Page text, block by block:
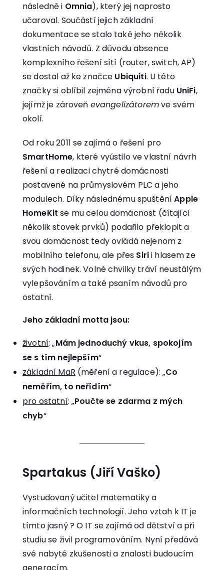
následně i Omnia), který jej naprosto
učaroval. Součástí jejich základní
dokumentace se stalo také jeho několik
vlastních návodů. Z důvodu absence
komplexního řešení sítí (router, switch, AP)
se dostal až ke značce Ubiquiti. U této
značky si oblíbil zejména výrobní řadu UniFi,
jejímž je zároveň evangelizátoremve svém
okolí.
Od roku 2011 se zajímá o řešení pro
SmartHome, které vyústilo ve vlastní návrh
řešení a realizaci chytré domácnosti
postavené na průmyslovém PLC a jeho
modulech. Díky následnému spuštěníApple
HomeKit se mu celou domácnost (čítající
několik stovek prvků) podařilo překlopit a
svou domácnost tedy ovládá nejenom z
mobilního telefonu, ale přes Sirii hlasem ze
svých hodinek. Volné chvilky tráví neustálým
vylepšováním a také psaním návodů pro
ostatní.
Jeho základní motta jsou:
životní: „Mám jednoduchý vkus, spokojím
se s tím nejlepším“
základní MaR (měření a regulace): „Co
neměřím, to neřídím“
pro ostatní: „Poučte se zdarma z mých
chyb“
Spartakus (Jiří Vaško)
Vystudovaný učitel matematiky a
informačních technologií. Jeho vztah k IT je
tímto jasný ? O IT se zajímá od dětství a při
studiu se živil programováním. Nyní předává
své nabyté zkušenosti a znalosti budoucím